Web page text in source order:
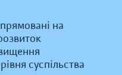
на
суспільства